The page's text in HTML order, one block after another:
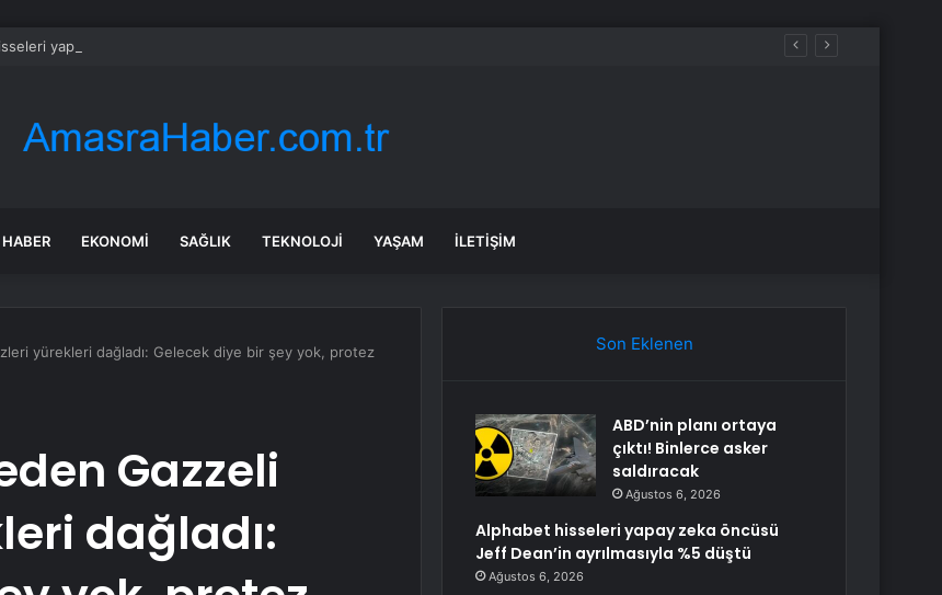
yapay zeka öncüsü Jeff Dean’in ayrılmasıyla %5 düştü
HABER EKONOMI SAĞLIK TEKNOLOJI YAŞAM İLETIŞIM
yürekleri dağladı: Gelecek diye bir şey yok, protez
Gazzeli
dağladı:
Son Eklenen
ABD’nin planı ortaya
çıktı! Binlerce asker
saldıracak
Ağustos 6, 2026
Alphabet hisseleri yapay zeka öncüsü
Jeff Dean’in ayrılmasıyla %5 düştü
Ağustos 6, 2026